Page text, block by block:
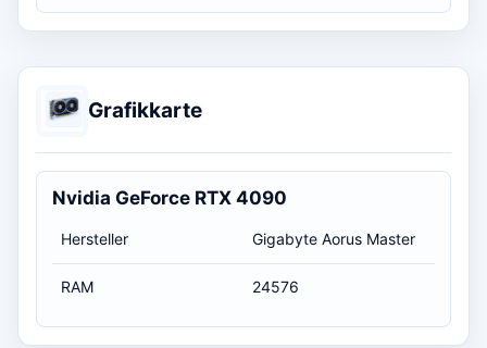
Grafikkarte
Nvidia GeForce RTX 4090
Hersteller Gigabyte Aorus Master
RAM 24576